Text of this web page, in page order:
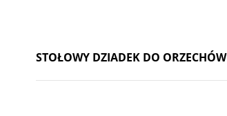
STOŁOWY DZIADEK DO ORZECHÓW